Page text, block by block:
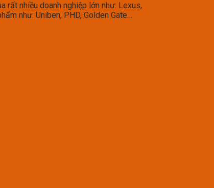
rất nhiều doanh nghiệp lớn như: Lexus,
như: Uniben, PHD, Golden Gate…